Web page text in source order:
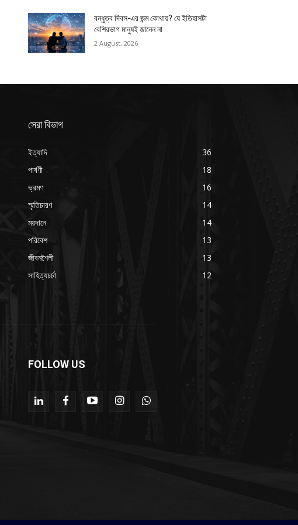
বন্ধুত্ব দিবস-এর জন্ম কোথায়? যে ইতিহাসটা
বেশিরভাগ মানুষই জানেন না
2 August, 2026
সেরা বিভাগ
ইত্যাদি
36
পার্বণী
18
ভ্রমণ
16
স্মৃতিচারণ
14
ময়দানে
14
পরিবেশ
13
জীবনশৈলী
13
সাহিত্যচর্চা
12
FOLLOW US